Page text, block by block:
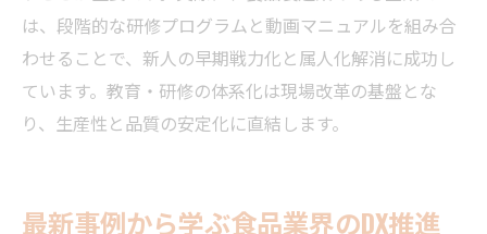
は、段階的な研修プログラムと動画マニュアルを組み合
わせることで、新人の早期戦力化と属人化解消に成功し
ています。教育・研修の体系化は現場改革の基盤とな
り、生産性と品質の安定化に直結します。
最新事例から学ぶ食品業界のDX推進